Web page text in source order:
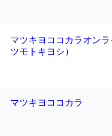
マツキヨココカラオン
ツモトキヨシ）
マツキヨココカラ